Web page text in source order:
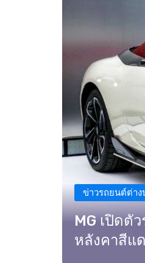
ข่าวรถยนต์ต่าง
MG เปิดตั
หลังคาสีแ